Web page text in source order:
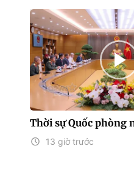
Thời sự Quốc phòng
13 giờ trước